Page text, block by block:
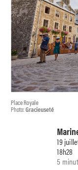
Place Royale
Photo:Gracieuseté
19
18h28
5